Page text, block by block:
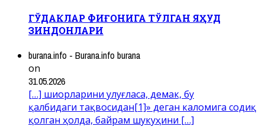
ГЎДАКЛАР ФИҒОНИГА ТЎЛГАН ЯҲУД
ЗИНДОНЛАРИ
burana.info - Burana.info burana
on
31.05.2026
[…] шиорларини улуғласа, демак, бу
қалбидаги тақвосидан[1]» деган каломига содиқ
қолган ҳолда, байрам шукуҳини […]